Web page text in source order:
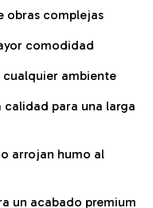
obras complejas
comodidad
cualquier ambiente
para una larga
arrojan humo al
un acabado premium